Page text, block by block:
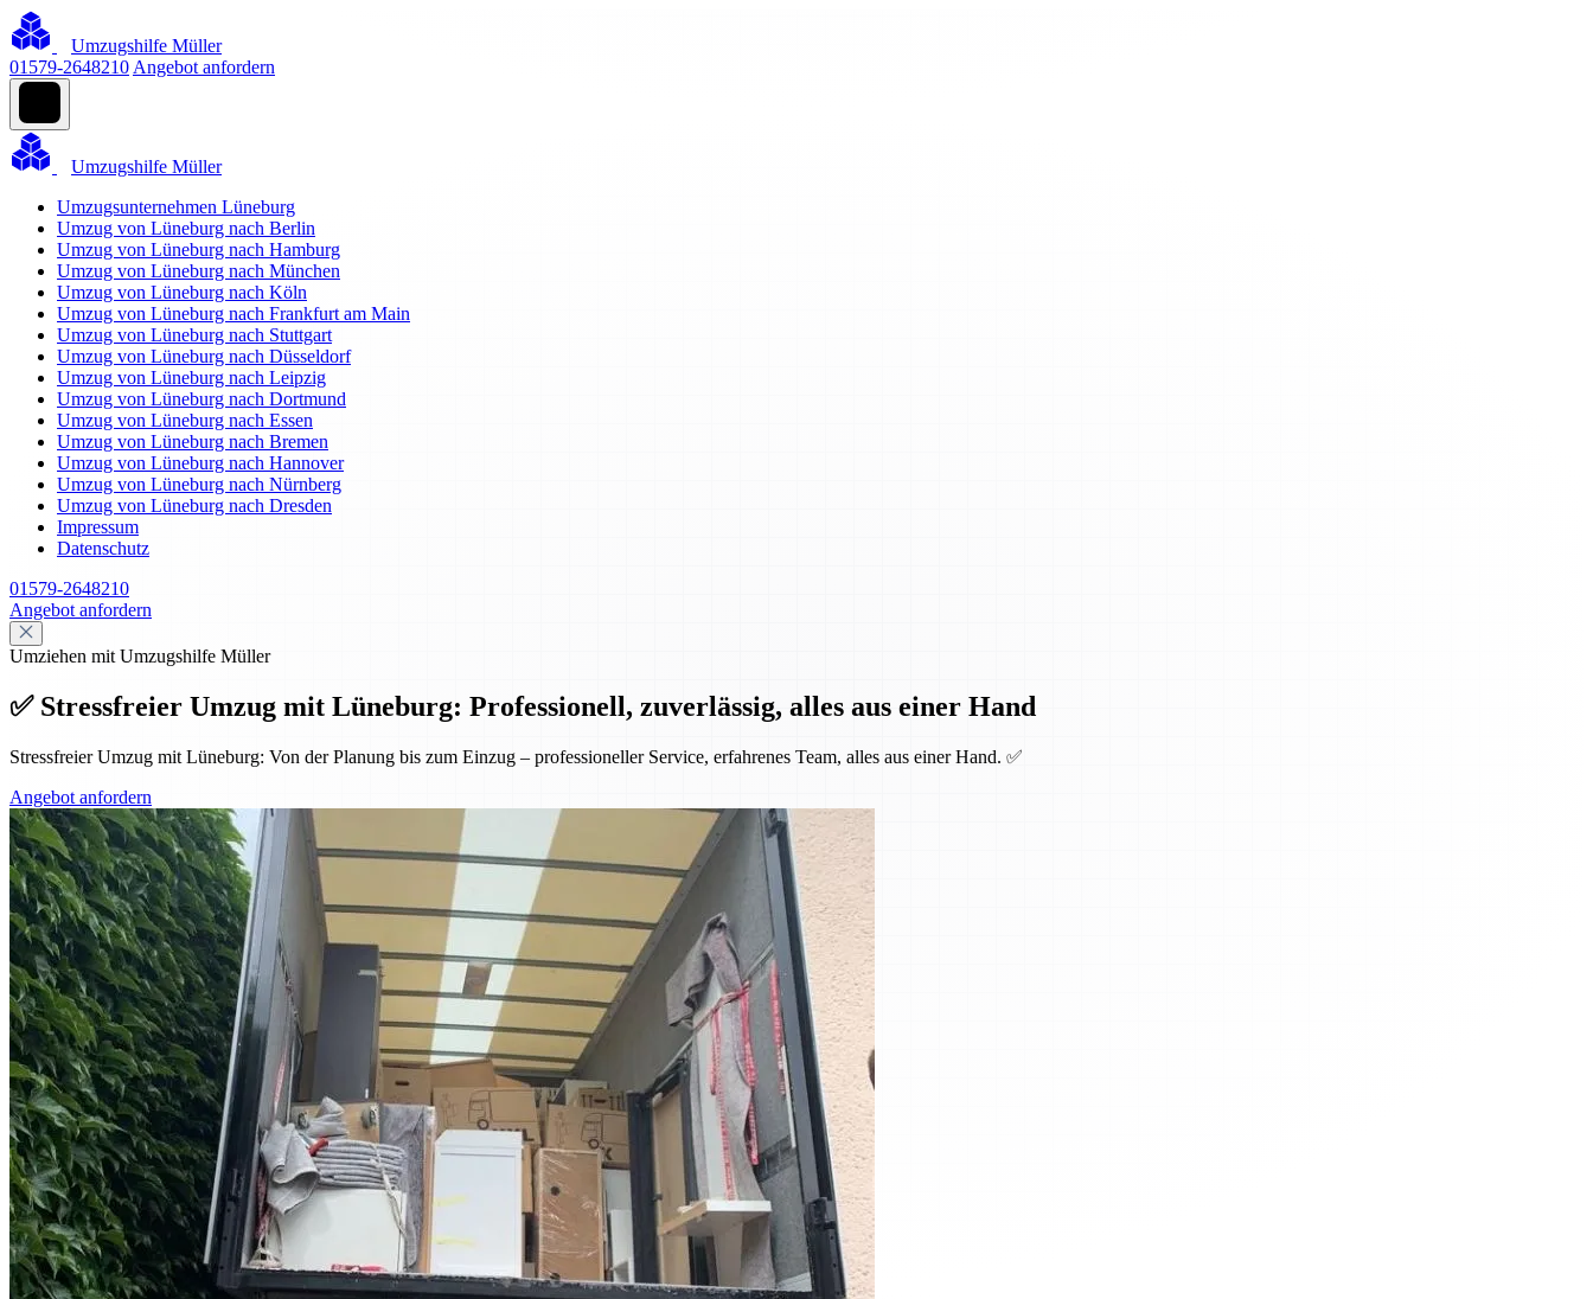
Umzugshilfe Müller
01579-2648210 Angebot anfordern
Umzugshilfe Müller
Umzugsunternehmen Lüneburg
Umzug von Lüneburg nach Berlin
Umzug von Lüneburg nach Hamburg
Umzug von Lüneburg nach München
Umzug von Lüneburg nach Köln
Umzug von Lüneburg nach Frankfurt am Main
Umzug von Lüneburg nach Stuttgart
Umzug von Lüneburg nach Düsseldorf
Umzug von Lüneburg nach Leipzig
Umzug von Lüneburg nach Dortmund
Umzug von Lüneburg nach Essen
Umzug von Lüneburg nach Bremen
Umzug von Lüneburg nach Hannover
Umzug von Lüneburg nach Nürnberg
Umzug von Lüneburg nach Dresden
Impressum
Datenschutz
01579-2648210
Angebot anfordern
Umziehen mit Umzugshilfe Müller
✅ Stressfreier Umzug mit Lüneburg: Professionell, zuverlässig, alles aus einer Hand
Stressfreier Umzug mit Lüneburg: Von der Planung bis zum Einzug – professioneller Service, erfahrenes Team, alles aus einer Hand. ✅
Angebot anfordern